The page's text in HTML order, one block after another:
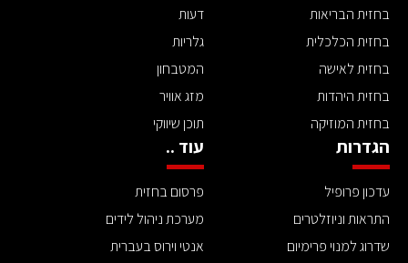
בחזית הבריאות
בחזית הכלכלית
בחזית לאישה
בחזית היהדות
בחזית המוזיקה
דעות
גלריות
המטבחון
מזג אוויר
תוכן שיווקי
הגדרות
עדכון פרופיל
התראות וניוזלטרים
שדרוג למנוי פרימיום
עוד ..
פרסום בחזית
מערכת ניהול לידים
אנטי וירוס בעברית